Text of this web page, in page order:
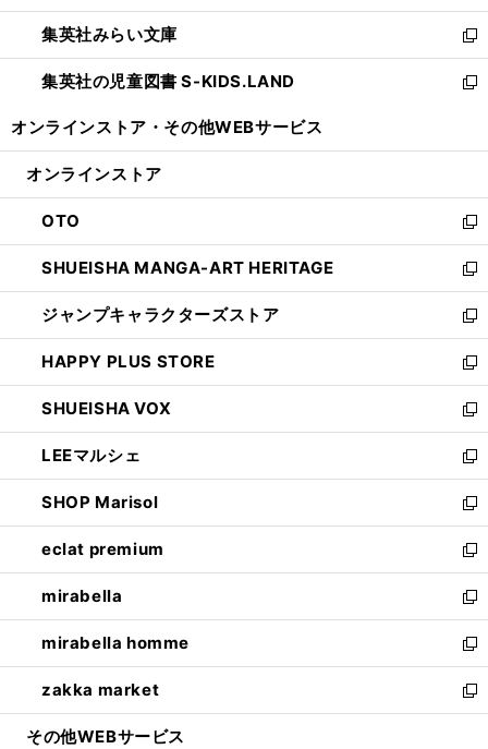
開
く
ウ
で
開
く
ン
ド
ウ
で
ウ
ィ
ン
ド
開
集英社みらい文庫
新
し
い
ン
ウ
で
開
く
集英社の児童図書 S-KIDS.LAND
新
ウ
ン
ド
ウ
で
開
く
オンラインストア・ その他WEBサービス
オンラインストア
OTO
新
し
い
ウ
ィ
ン
ド
ウ
で
開
く
SHUEISHA MANGA-ART HERITAGE
新
し
い
ウ
ィ
ン
ド
ウ
で
開
く
ジャンプキャラクターズストア
新
し
い
ウ
ィ
ン
ド
ウ
で
開
く
HAPPY PLUS STORE
新
し
い
ウ
ィ
ン
ド
ウ
で
開
く
SHUEISHA VOX
新
し
い
ウ
ィ
ン
ド
ウ
で
開
く
LEEマルシェ
新
し
い
ウ
ィ
ン
ド
ウ
で
開
く
SHOP Marisol
新
し
い
ウ
ィ
ン
ド
ウ
で
開
eclat premium
新
し
い
ウ
ィ
ン
ド
ウ
mirabella
新
し
い
ウ
ィ
ン
mirabella homme
新
し
い
ウ
zakka market
新
し
その他WEBサービス